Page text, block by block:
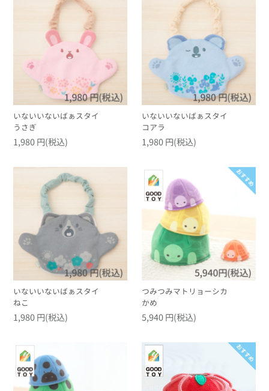
いないいないばぁスタイ
うさぎ
1,980 円(税込)
いないいないばぁスタイ
コアラ
1,980 円(税込)
いないいないばぁスタイ
ねこ
1,980 円(税込)
つみつみマトリョーシカ
かめ
5,940 円(税込)